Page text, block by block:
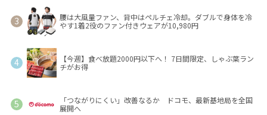
腰は大風量ファン、背中はペルチェ冷却。ダブルで身体を冷
やす1着2役のファン付きウェアが10,980円
【今週】食べ放題2000円以下へ！ 7日間限定、しゃぶ葉ラン
チがお得
「つながりにくい」改善なるか ドコモ、最新基地局を全国
展開へ